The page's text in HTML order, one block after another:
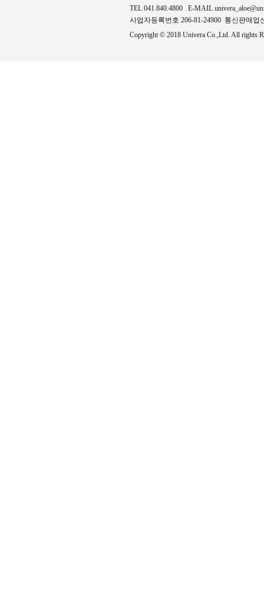
TEL 041.840.4800 E-MAIL
사업자등록번호 206-81-24900 통신판매업
Copyright © 2018 Univera Co.,Ltd. All rights